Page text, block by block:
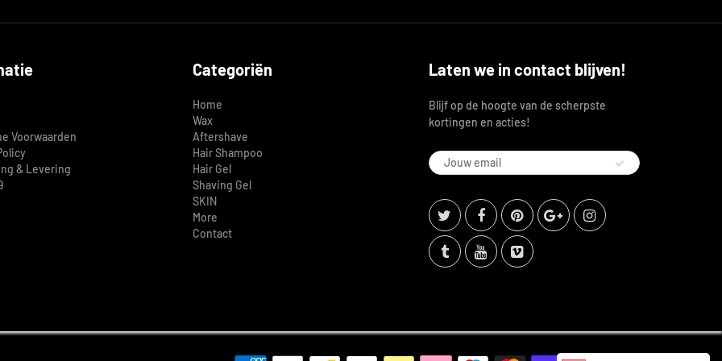
Voorwaarden
& Levering
Categoriën
Home
Wax
Aftershave
Hair Shampoo
Hair Gel
Shaving Gel
SKIN
More
Contact
Laten we in contact blijven!
Blijf op de hoogte van de scherpste
kortingen en acties!